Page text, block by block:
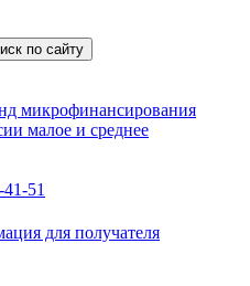
по сайту
51
для получателя